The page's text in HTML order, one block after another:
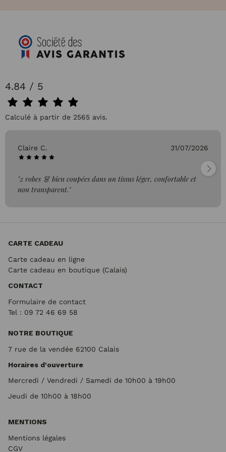
4.84 / 5
Calculé à partir de 2565 avis.
Claire C. 31/07/2026
"2 robes 👗 bien coupées dans un tissus léger, confortable et
non transparent."
CARTE CADEAU
Carte cadeau en ligne
Carte cadeau en boutique (Calais)
CONTACT
Formulaire de contact
Tel : 09 72 46 69 58
NOTRE BOUTIQUE
7 rue de la vendée 62100 Calais
Horaires d'ouverture
Mercredi / Vendredi / Samedi de 10h00 à 19h00
Jeudi de 10h00 à 18h00
MENTIONS
Mentions légales
CGV